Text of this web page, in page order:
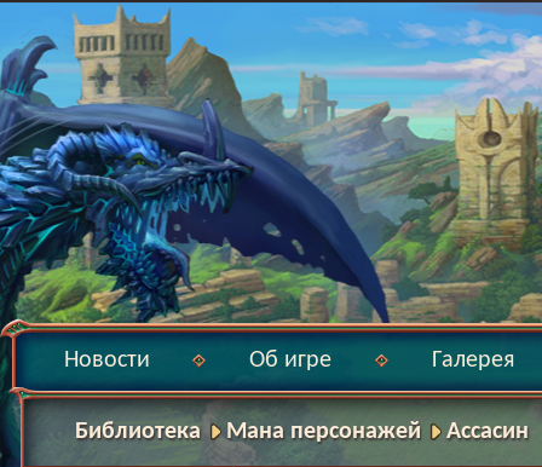
Новости Об игре Галерея
Библиотека Мана персонажей Ассасин